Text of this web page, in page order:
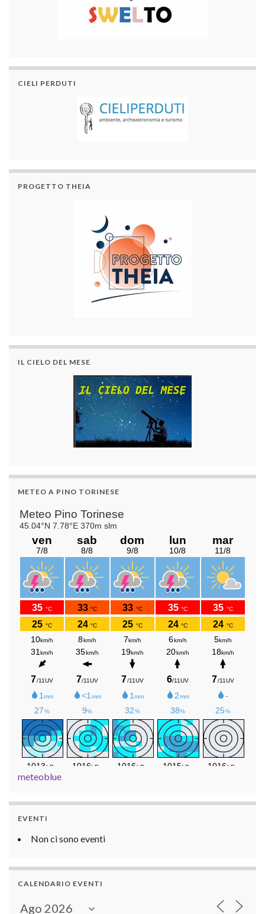
CIELI PERDUTI
PROGETTO THEIA
IL CIELO DEL MESE
METEO A PINO TORINESE
meteoblue
EVENTI
Non ci sono eventi
CALENDARIO EVENTI